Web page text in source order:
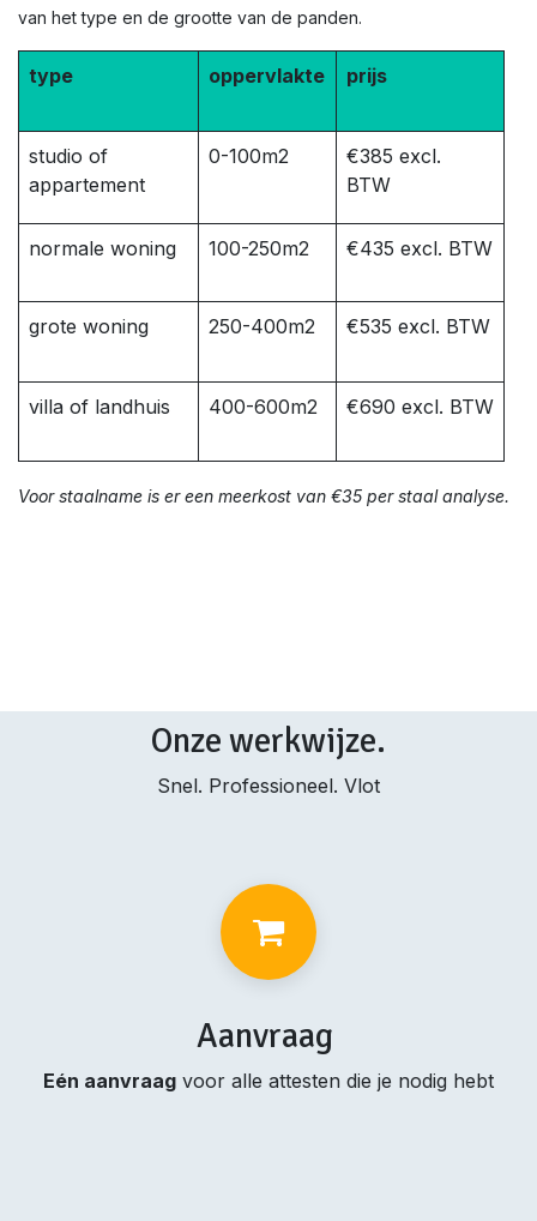
van het type en de grootte van de panden.
type oppervlakte prijs
studio of
appartement
0-100m2
€385 excl.
BTW
normale woning 100-250m2 €435 excl. BTW
grote woning 250-400m2 €535 excl. BTW
villa of landhuis 400-600m2 €690 excl. BTW
Voor staalname is er een meerkost van €35 per staal analyse.
Onze werkwijze.
Snel. Professioneel. Vlot
Aanvraag
Eén aanvraag voor alle attesten die je nodig hebt